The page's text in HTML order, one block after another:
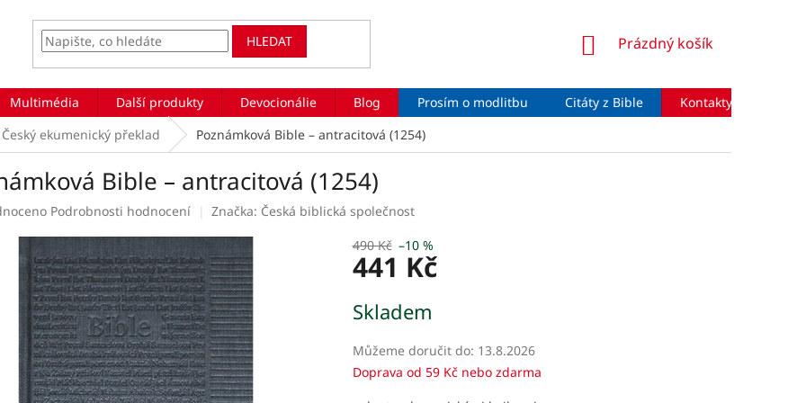
HLEDAT
NÁKUPNÍ
Prázdný košík
Multimédia Další produkty Devocionálie Blog Prosím o modlitbu Citáty z Bible Kontakty
Český ekumenický překlad Poznámková Bible – antracitová (1254)
Bible – antracitová (1254)
Podrobnosti hodnocení Značka: Česká biblická společnost
490 Kč –10 %
441 Kč
cena:
Skladem
Můžeme doručit do: 13.8.2026
Doprava od 59 Kč nebo zdarma